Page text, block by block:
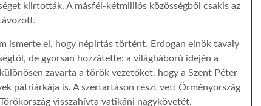
kiirtották. A másfél-kétmilliós közösségből csakis az
ismerte el, hogy népirtás történt. Erdogan elnök tavaly
de gyorsan hozzátette: a világháború idején a
zavarta a török vezetőket, hogy a Szent Péter
pátriárkája is. A szertartáson részt vett Örményország
visszahívta vatikáni nagykövetét.